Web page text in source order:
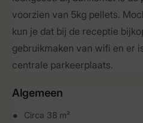
voorzien van 5kg pellets.
kun je dat bij de receptie
gebruikmaken van wifi en er
centrale parkeerplaats.
Algemeen
Circa 38 m²